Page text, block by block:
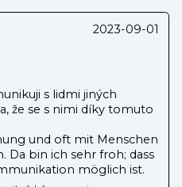
2023-09-01
s lidmi jiných
že se s nimi díky tomuto
und oft mit Menschen
Da bin ich sehr froh; dass
möglich ist.